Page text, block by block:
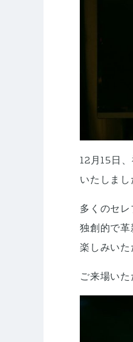
12月15日
いたしまし
多くのセ
独創的で
楽しみいた
ご来場い